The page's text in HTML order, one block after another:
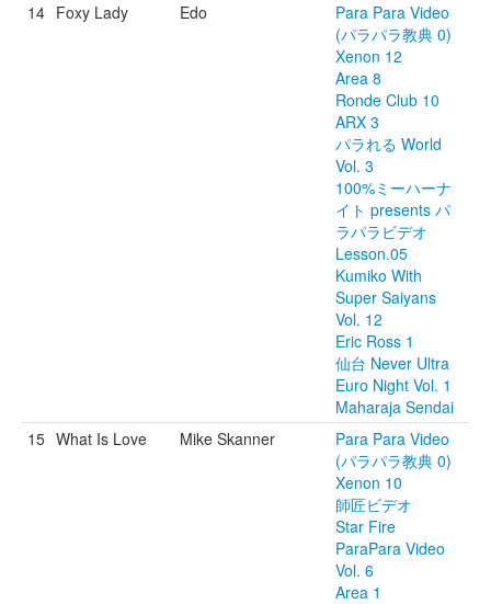
14 Foxy Lady Edo
Para Para Video
(パラパラ教典 0)
Xenon 12
Area 8
Ronde Club 10
ARX 3
パラれる World
Vol. 3
100%ミーハーナ
イト presents パ
ラパラビデオ
Lesson.05
Kumiko With
Super Saiyans
Vol. 12
Eric Ross 1
仙台 Never Ultra
Euro Night Vol. 1
Maharaja Sendai
15 What Is Love Mike Skanner
Para Para Video
(パラパラ教典 0)
Xenon 10
師匠ビデオ
Star Fire
ParaPara Video
Vol. 6
Area 1